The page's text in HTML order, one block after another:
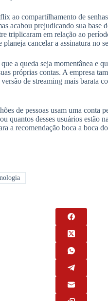
ao compartilhamento de
acabou prejudicando sua base
triplicaram em relação ao
planeja cancelar a assinatura no
a queda seja momentânea e
próprias contas. A empresa
de streaming mais barata
de pessoas usam uma conta
quantos desses usuários estão
a recomendação boca a boca